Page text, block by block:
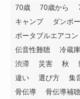
70歳 70歳から
キャンプ
ダンボ
ポータブルエアコン
伝音性難聴
冷蔵庫
渋滞
災害 秋
違い
選び方 集
骨伝導
骨伝導補